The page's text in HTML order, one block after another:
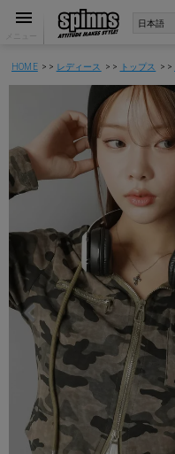
HOME レディース トップス